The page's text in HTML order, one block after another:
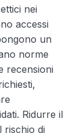
nei
accessi
un
norme
recensioni
Ridurre il
rischio di